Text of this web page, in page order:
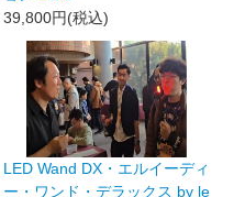
39,800円(税込)
LED Wand DX・エルイーディ
ー・ワンド・デラックス by le